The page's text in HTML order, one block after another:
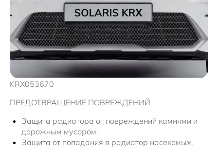
Новости
KRX053670
ПРЕДОТВРАЩЕНИЕ ПОВРЕЖДЕНИЙ
Защита радиатора от повреждений камнями и
дорожным мусором.
Защита от попадания в радиатор насекомых.